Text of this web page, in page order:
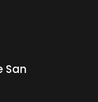
San